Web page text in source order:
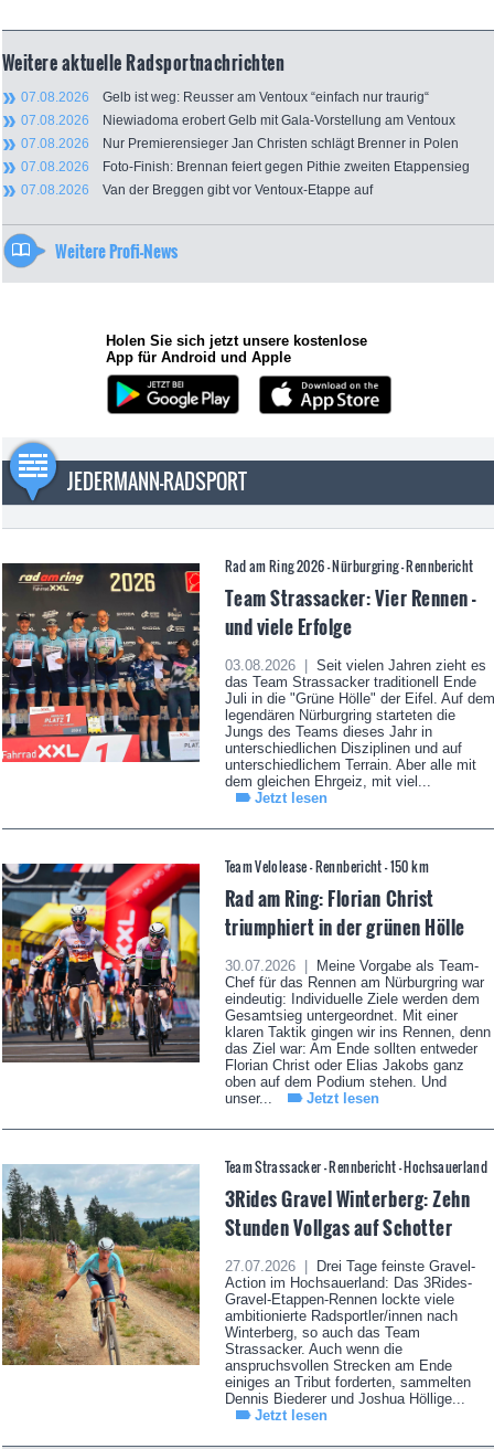
Weitere aktuelle Radsportnachrichten
07.08.2026 Gelb ist weg: Reusser am Ventoux “einfach nur traurig“
07.08.2026 Niewiadoma erobert Gelb mit Gala-Vorstellung am Ventoux
07.08.2026 Nur Premierensieger Jan Christen schlägt Brenner in Polen
07.08.2026 Foto-Finish: Brennan feiert gegen Pithie zweiten Etappensieg
07.08.2026 Van der Breggen gibt vor Ventoux-Etappe auf
Weitere Profi-News
Holen Sie sich jetzt unsere kostenlose
App für Android und Apple
JEDERMANN-RADSPORT
Rad am Ring 2026 - Nürburgring - Rennbericht
Team Strassacker: Vier Rennen -
und viele Erfolge
03.08.2026 |
Seit vielen Jahren zieht es
das Team Strassacker traditionell Ende
Juli in die "Grüne Hölle" der Eifel. Auf dem
legendären Nürburgring starteten die
Jungs des Teams dieses Jahr in
unterschiedlichen Disziplinen und auf
unterschiedlichem Terrain. Aber alle mit
dem gleichen Ehrgeiz, mit viel...
Jetzt lesen
Team Velolease - Rennbericht - 150 km
Rad am Ring: Florian Christ
triumphiert in der grünen Hölle
30.07.2026 |
Meine Vorgabe als Team-
Chef für das Rennen am Nürburgring war
eindeutig: Individuelle Ziele werden dem
Gesamtsieg untergeordnet. Mit einer
klaren Taktik gingen wir ins Rennen, denn
das Ziel war: Am Ende sollten entweder
Florian Christ oder Elias Jakobs ganz
oben auf dem Podium stehen. Und
unser...
Jetzt lesen
Team Strassacker - Rennbericht - Hochsauerland
3Rides Gravel Winterberg: Zehn
Stunden Vollgas auf Schotter
27.07.2026 |
Drei Tage feinste Gravel-
Action im Hochsauerland: Das 3Rides-
Gravel-Etappen-Rennen lockte viele
ambitionierte Radsportler/innen nach
Winterberg, so auch das Team
Strassacker. Auch wenn die
anspruchsvollen Strecken am Ende
einiges an Tribut forderten, sammelten
Dennis Biederer und Joshua Höllige...
Jetzt lesen